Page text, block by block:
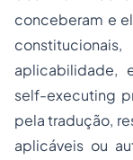
conceberam e
aplicabilidade,
self-executing
pela tradução,
aplicáveis ou